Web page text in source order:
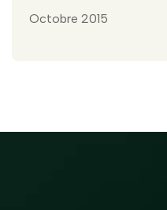
Octobre 2015